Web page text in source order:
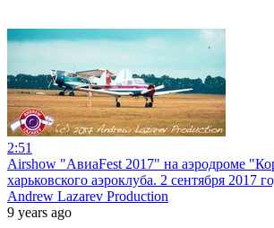
2:51
Airshow "АвиаFest 2017" на аэродроме
харьковского аэроклуба. 2 сентября 2017
Andrew Lazarev Production
9 years ago